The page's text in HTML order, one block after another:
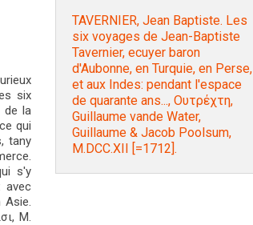
six
de la
qui
tany
s'y
avec
Asie.
M.
TAVERNIER, Jean Baptiste. Les
six voyages de Jean-Baptiste
Tavernier, ecuyer baron
d'Aubonne, en Turquie, en Perse,
et aux Indes: pendant l'espace
de quarante ans..., Ουτρέχτη,
Guillaume vande Water,
Guillaume & Jacob Poolsum,
M.DCC.XII [=1712].